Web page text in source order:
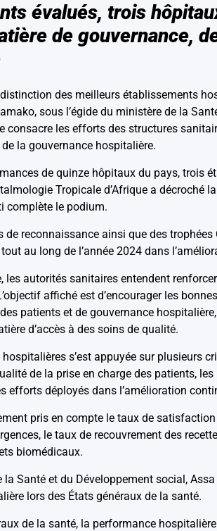
évalués, trois
de gouvernance,
des meilleurs établissements
sous l’égide du ministère de la
consacre les efforts des structures
la gouvernance hospitalière.
de quinze hôpitaux du pays, trois
Tropicale d’Afrique a décroché
complète le podium.
reconnaissance ainsi que des trophées
au long de l’année 2024 dans
les autorités sanitaires entendent
affiché est d’encourager les
patients et de gouvernance
d’accès à des soins de qualité.
s’est appuyée sur plusieurs
de la prise en charge des patients,
efforts déployés dans l’amélioration
pris en compte le taux de
le taux de recouvrement des
biomédicaux.
Santé et du Développement social,
lors des États généraux de la santé.
de la santé, la performance